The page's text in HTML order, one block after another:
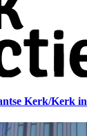
Kerk/Kerk